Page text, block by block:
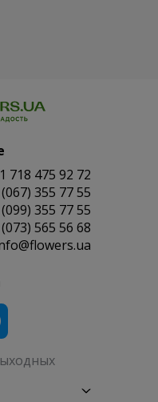
718 475 92 72
(067) 355 77 55
(099) 355 77 55
(073) 565 56 68